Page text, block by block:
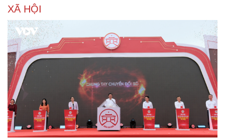
Văn hóa
Sân khấu - Điện ảnh
Văn học
Âm nhạc
Di sản
Giải trí
Nghệ sĩ
Thời trang
Sao Việt
XÃ HỘI